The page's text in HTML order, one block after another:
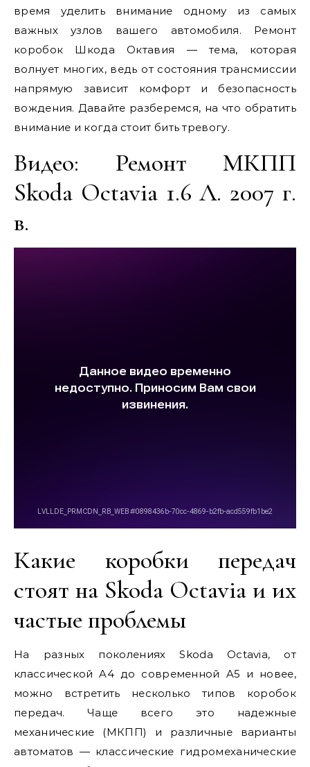
время уделить внимание одному из самых
важных узлов вашего автомобиля. Ремонт
коробок Шкода Октавия — тема, которая
волнует многих, ведь от состояния трансмиссии
напрямую зависит комфорт и безопасность
вождения. Давайте разберемся, на что обратить
внимание и когда стоит бить тревогу.
Видео: Ремонт МКПП
Skoda Octavia 1.6 Л. 2007 г.
в.
Какие коробки передач
стоят на Skoda Octavia и их
частые проблемы
На разных поколениях Skoda Octavia, от
классической A4 до современной A5 и новее,
можно встретить несколько типов коробок
передач. Чаще всего это надежные
механические (МКПП) и различные варианты
автоматов — классические гидромеханические